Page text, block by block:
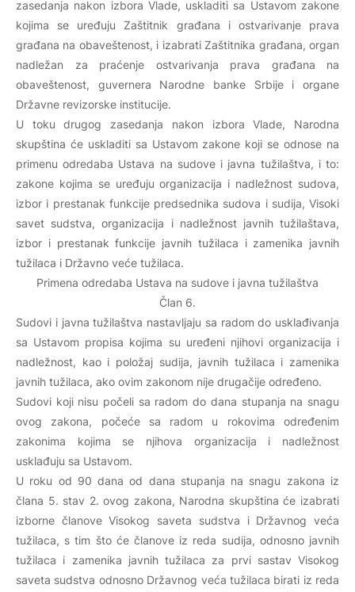
zasedanja nakon izbora Vlade, uskladiti sa Ustavom zakone
kojima se uređuju Zaštitnik građana i ostvarivanje prava
građana na obaveštenost, i izabrati Zaštitnika građana, organ
nadležan za praćenje ostvarivanja prava građana na
obaveštenost, guvernera Narodne banke Srbije i organe
Državne revizorske institucije.
U toku drugog zasedanja nakon izbora Vlade, Narodna
skupština će uskladiti sa Ustavom zakone koji se odnose na
primenu odredaba Ustava na sudove i javna tužilaštva, i to:
zakone kojima se uređuju organizacija i nadležnost sudova,
izbor i prestanak funkcije predsednika sudova i sudija, Visoki
savet sudstva, organizacija i nadležnost javnih tužilaštava,
izbor i prestanak funkcije javnih tužilaca i zamenika javnih
tužilaca i Državno veće tužilaca.
Primena odredaba Ustava na sudove i javna tužilaštva
Član 6.
Sudovi i javna tužilaštva nastavljaju sa radom do usklađivanja
sa Ustavom propisa kojima su uređeni njihovi organizacija i
nadležnost, kao i položaj sudija, javnih tužilaca i zamenika
javnih tužilaca, ako ovim zakonom nije drugačije određeno.
Sudovi koji nisu počeli sa radom do dana stupanja na snagu
ovog zakona, počeće sa radom u rokovima određenim
zakonima kojima se njihova organizacija i nadležnost
usklađuju sa Ustavom.
U roku od 90 dana od dana stupanja na snagu zakona iz
člana 5. stav 2. ovog zakona, Narodna skupština će izabrati
izborne članove Visokog saveta sudstva i Državnog veća
tužilaca, s tim što će članove iz reda sudija, odnosno javnih
tužilaca i zamenika javnih tužilaca za prvi sastav Visokog
saveta sudstva odnosno Državnog veća tužilaca birati iz reda